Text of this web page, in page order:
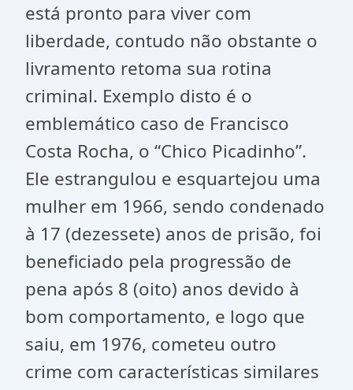
está pronto para viver com
liberdade, contudo não obstante o
livramento retoma sua rotina
criminal. Exemplo disto é o
emblemático caso de Francisco
Costa Rocha, o “Chico Picadinho”.
Ele estrangulou e esquartejou uma
mulher em 1966, sendo condenado
à 17 (dezessete) anos de prisão, foi
beneficiado pela progressão de
pena após 8 (oito) anos devido à
bom comportamento, e logo que
saiu, em 1976, cometeu outro
crime com características similares